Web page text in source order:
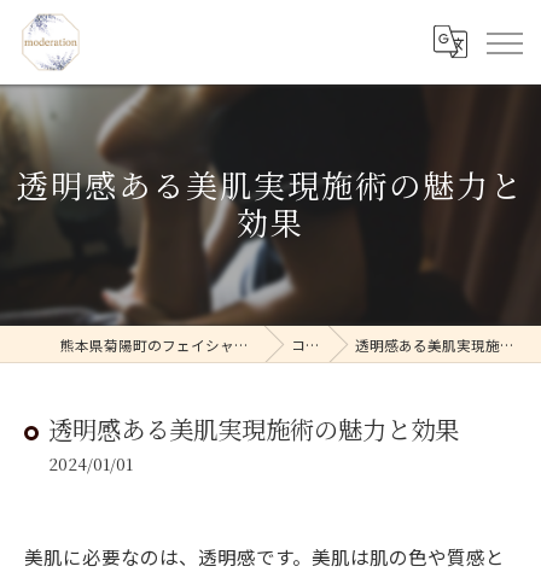
透明感ある美肌実現施術の魅力と
効果
熊本県菊陽町のフェイシャルならmoderation コラム 透明感ある美肌実現施術の魅力と効果
透明感ある美肌実現施術の魅力と効果
2024/01/01
美肌に必要なのは、透明感です。美肌は肌の色や質感と